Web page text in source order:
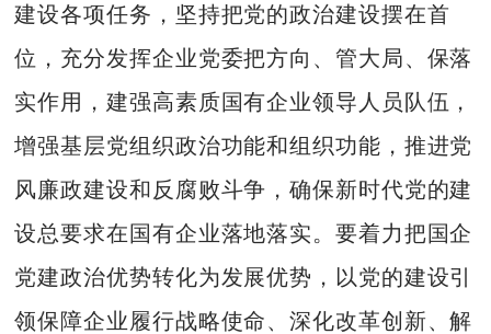
建设各项任务，坚持把党的政治建设摆在首
位，充分发挥企业党委把方向、管大局、保落
实作用，建强高素质国有企业领导人员队伍，
增强基层党组织政治功能和组织功能，推进党
风廉政建设和反腐败斗争，确保新时代党的建
设总要求在国有企业落地落实。要着力把国企
党建政治优势转化为发展优势，以党的建设引
领保障企业履行战略使命、深化改革创新、解